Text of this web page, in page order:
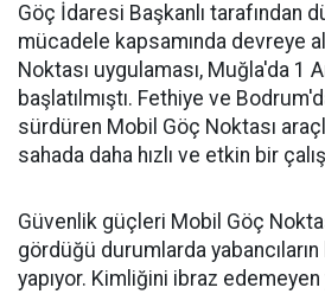
Göç İdaresi Başkanlı tarafından
mücadele kapsamında devreye
Noktası uygulaması, Muğla'da 1
başlatılmıştı. Fethiye ve
sürdüren Mobil Göç Noktası
sahada daha hızlı ve etkin bir
Güvenlik güçleri Mobil Göç
gördüğü durumlarda
yapıyor. Kimliğini ibraz edemeyen